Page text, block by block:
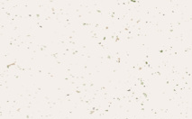
角定規型テンプレート